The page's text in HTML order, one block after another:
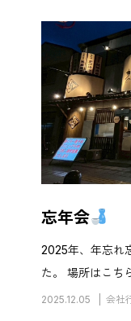
急車の依頼をす
忘年会
2025年、年忘れ
た。 場所はこち
徹】さん
美味
2025.12.05 会社